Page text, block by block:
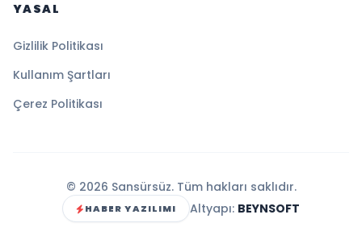
YASAL
Gizlilik Politikası
Kullanım Şartları
Çerez Politikası
© 2026 Sansürsüz. Tüm hakları saklıdır.
HABER YAZILIMI Altyapı: BEYNSOFT